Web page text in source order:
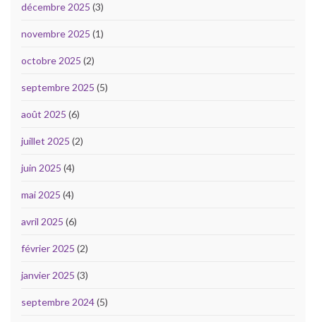
décembre 2025 (3)
novembre 2025 (1)
octobre 2025 (2)
septembre 2025 (5)
août 2025 (6)
juillet 2025 (2)
juin 2025 (4)
mai 2025 (4)
avril 2025 (6)
février 2025 (2)
janvier 2025 (3)
septembre 2024(5)